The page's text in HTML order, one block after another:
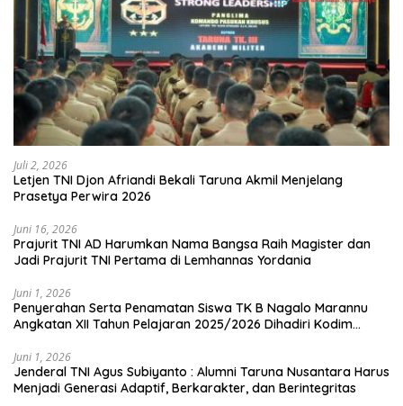
Juli 2, 2026
Letjen TNI Djon Afriandi Bekali Taruna Akmil Menjelang
Prasetya Perwira 2026
Juni 16, 2026
Prajurit TNI AD Harumkan Nama Bangsa Raih Magister dan
Jadi Prajurit TNI Pertama di Lemhannas Yordania
Juni 1, 2026
Penyerahan Serta Penamatan Siswa TK B Nagalo Marannu
Angkatan XII Tahun Pelajaran 2025/2026 Dihadiri Kodim
Juni 1, 2026
Jenderal TNI Agus Subiyanto : Alumni Taruna Nusantara Harus
Menjadi Generasi Adaptif, Berkarakter, dan Berintegritas